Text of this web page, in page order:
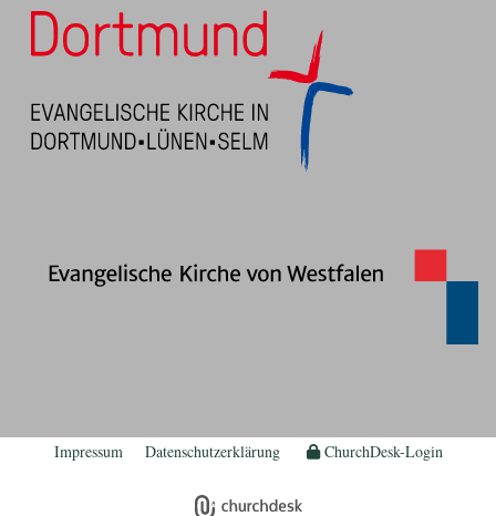
Impressum Datenschutzerklärung ChurchDesk-Login